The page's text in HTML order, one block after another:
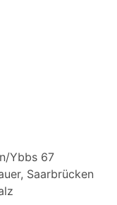
Ybbs 67
Saarbrücken